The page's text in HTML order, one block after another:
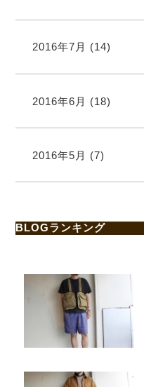
2016年7月 (14)
2016年6月 (18)
2016年5月 (7)
BLOGランキング